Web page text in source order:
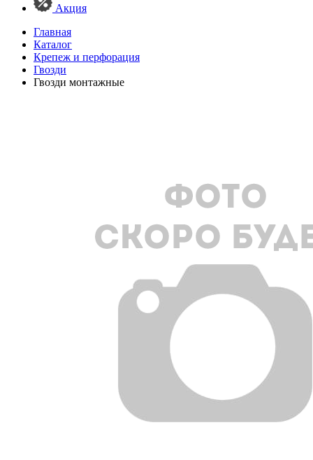
Акция
Главная
Каталог
Крепеж и перфорация
Гвозди
Гвозди монтажные